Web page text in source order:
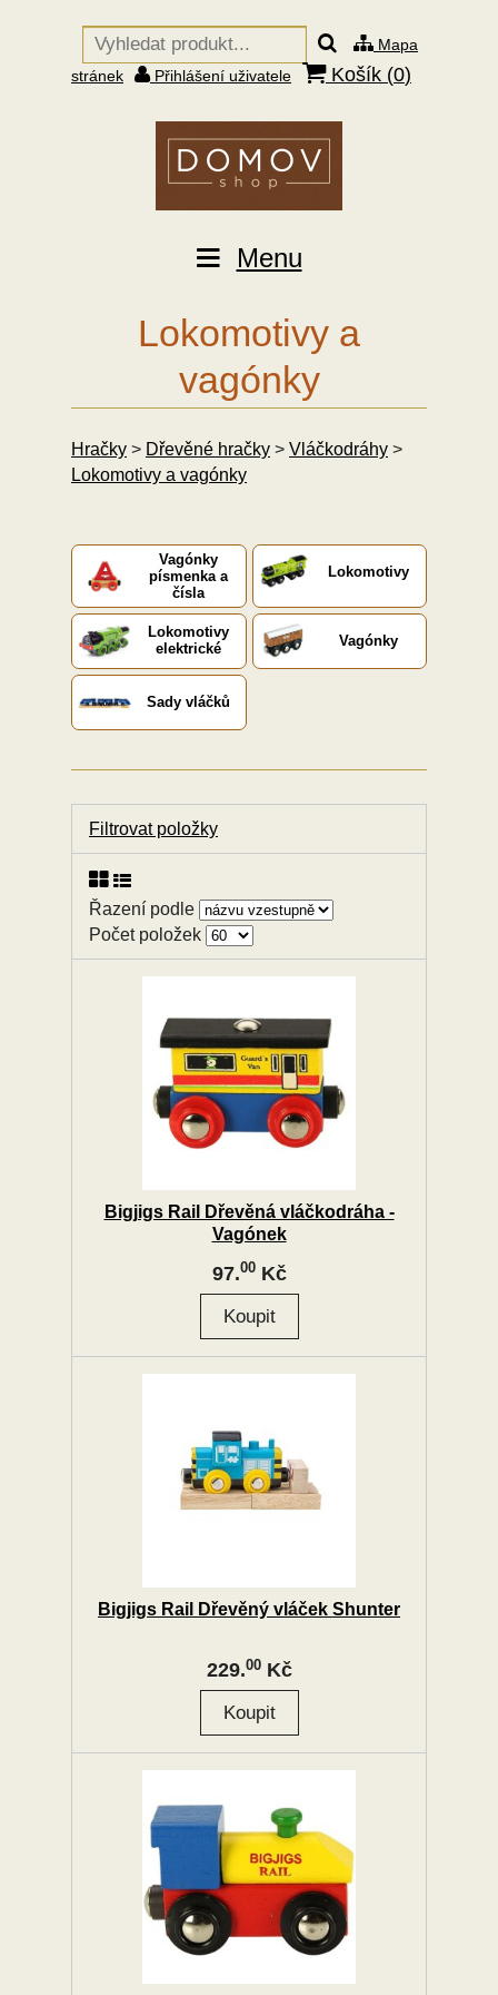
Mapa
stránek
Přihlášení uživatele Košík (0)
Menu
Lokomotivy a
vagónky
Hračky > Dřevěné hračky > Vláčkodráhy >
Lokomotivy a vagónky
Vagónky
písmenka a
čísla
Lokomotivy
Lokomotivy
elektrické
Vagónky
Sady vláčků
Filtrovat položky
Řazení podle
Počet položek
Bigjigs Rail Dřevěná vláčkodráha -
Vagónek
97.00Kč
Bigjigs Rail Dřevěný vláček Shunter
229.00Kč